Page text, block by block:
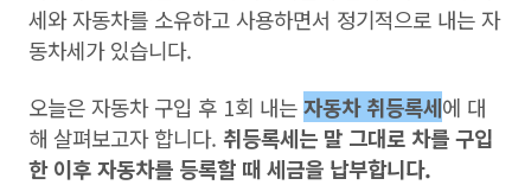
세와 자동차를 소유하고 사용하면서 정기적으로 내는 자
동차세가 있습니다.
오늘은 자동차 구입 후 1회 내는자동차 취등록세에 대
해 살펴보고자 합니다. 취등록세는 말 그대로 차를 구입
한 이후 자동차를 등록할 때 세금을 납부합니다.